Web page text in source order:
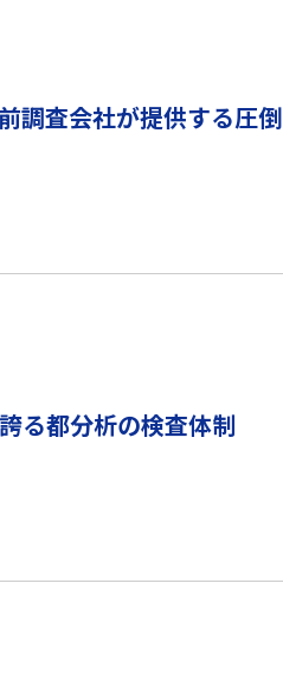
調査会社が提供する圧倒
る都分析の検査体制